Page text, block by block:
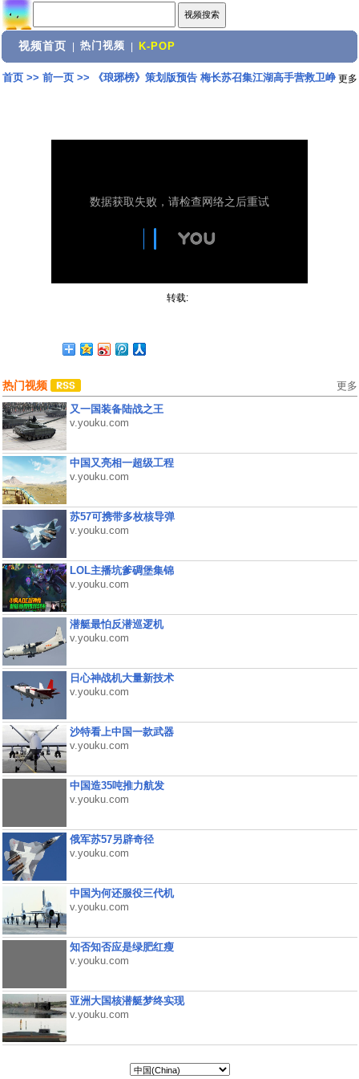
视频首页 热门视频 K-POP
首页>> 前一页>> 《琅琊榜》策划版预告 梅长苏召集江湖高手营救卫峥 更多
转载:
热门视频 更多
又一国装备陆战之王
v.youku.com
中国又亮相一超级工程
v.youku.com
苏57可携带多枚核导弹
v.youku.com
LOL主播坑爹碉堡集锦
v.youku.com
潜艇最怕反潜巡逻机
v.youku.com
日心神战机大量新技术
v.youku.com
沙特看上中国一款武器
v.youku.com
中国造35吨推力航发
v.youku.com
俄军苏57另辟奇径
v.youku.com
中国为何还服役三代机
v.youku.com
知否知否应是绿肥红瘦
v.youku.com
亚洲大国核潜艇梦终实现
v.youku.com